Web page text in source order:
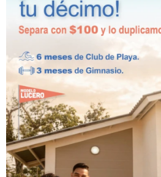
septiembre 15th, 2024
En los últimos años,
experimentado un
en la demanda de
tendencia ha surgido
combinación de
convertido a esta región
Más información